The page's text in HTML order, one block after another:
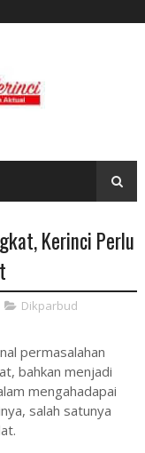
Kerinci Perlu
Dikparbud
permasalahan
bahkan menjadi
mengahadapai
salah satunya